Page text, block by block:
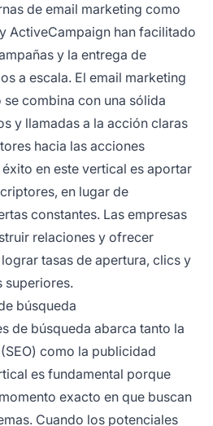
de email marketing como
ActiveCampaign han facilitado
y la entrega de
a escala. El email marketing
combina con una sólida
y llamadas a la acción claras
hacia las acciones
en este vertical es aportar
en lugar de
constantes. Las empresas
relaciones y ofrecer
tasas de apertura, clics y
superiores.
búsqueda
de búsqueda abarca tanto la
como la publicidad
es fundamental porque
exacto en que buscan
Cuando los potenciales